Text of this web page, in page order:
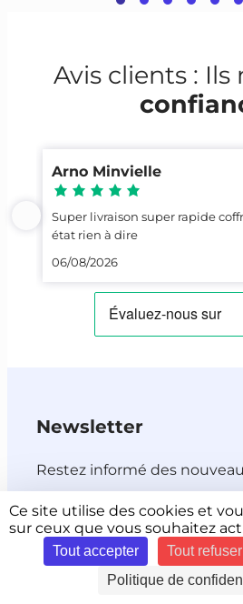
Ce site utilise des cookies et
sur ceux que vous souhaitez
Tout accepter Tout refuser
Politique de
Avis clients :
Arno Minvielle
Super livraison super rapide
état rien à dire
06/08/2026
Newsletter
Restez informé des